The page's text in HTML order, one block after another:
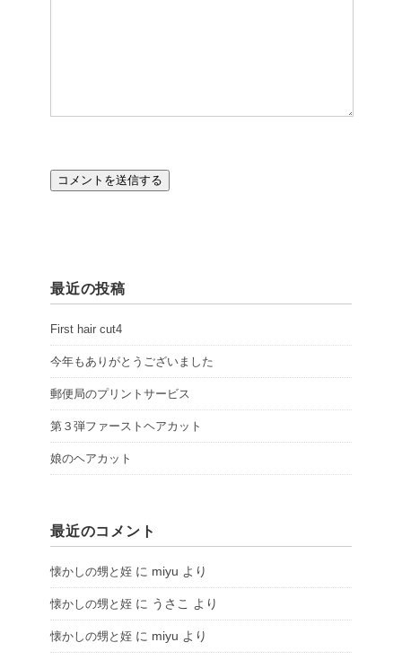
最近の投稿
First hair cut4
今年もありがとうございました
郵便局のプリントサービス
第３弾ファーストヘアカット
娘のヘアカット
最近のコメント
懐かしの甥と姪 に miyu より
懐かしの甥と姪 に うさこ より
懐かしの甥と姪 に miyu より